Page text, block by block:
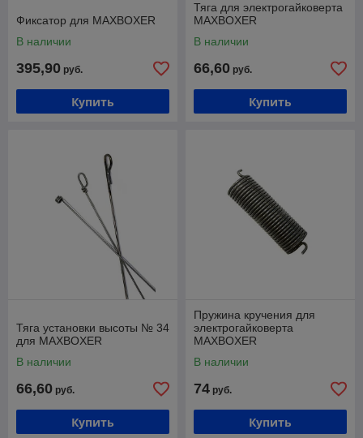
Фиксатор для MAXBOXER
В наличии
395,90 руб.
Купить
Тяга для электрогайковерта
MAXBOXER
В наличии
66,60 руб.
Купить
Тяга установки высоты № 34
для MAXBOXER
В наличии
66,60 руб.
Купить
Пружина кручения для
электрогайковерта
MAXBOXER
В наличии
74 руб.
Купить